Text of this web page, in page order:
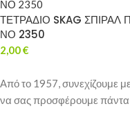
ΤΕΤΡΑΔΙΟ SKAG ΣΠΙΡΑΛ
ΝΟ 2350
2,00€
Από το 1957, συνεχίζουμε
να σας προσφέρουμε πάντα